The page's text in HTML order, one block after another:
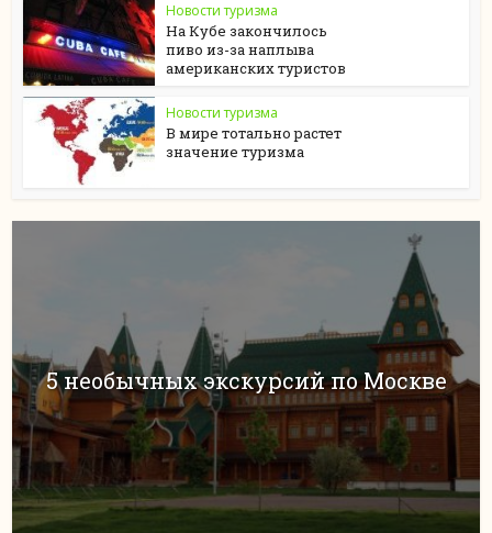
Новости туризма
На Кубе закончилось
пиво из-за наплыва
американских туристов
Новости туризма
В мире тотально растет
значение туризма
5 необычных экскурсий по Москве